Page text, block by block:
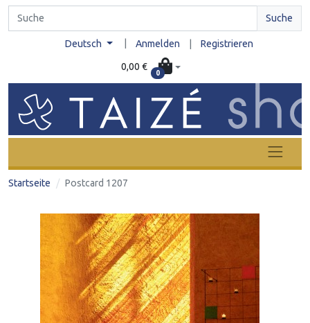
Suche
Deutsch Anmelden Registrieren
0,00 €
0
Startseite Postcard 1207